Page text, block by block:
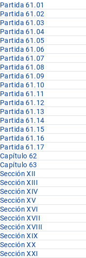
Partida 61.01
Partida 61.02
Partida 61.03
Partida 61.04
Partida 61.05
Partida 61.06
Partida 61.07
Partida 61.08
Partida 61.09
Partida 61.10
Partida 61.11
Partida 61.12
Partida 61.13
Partida 61.14
Partida 61.15
Partida 61.16
Partida 61.17
Capítulo 62
Capítulo 63
Sección XII
Sección XIII
Sección XIV
Sección XV
Sección XVI
Sección XVII
Sección XVIII
Sección XIX
Sección XX
Sección XXI